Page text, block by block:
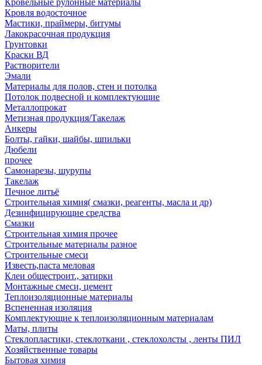
Кровельные рулонные материалы
Кровля водосточное
Мастики, праймеры, битумы
Лакокрасочная продукция
Грунтовки
Краски ВД
Растворители
Эмали
Материалы для полов, стен и потолка
Потолок подвесной и комплектующие
Металлопрокат
Метизная продукция/Такелаж
Анкеры
Болты, гайки, шайбы, шпильки
Дюбели
прочее
Самонарезы, шурупы
Такелаж
Печное литьё
Строительная химия( смазки, реагенты, масла и др)
Дезинфицирующие средства
Смазки
Строительная химия прочее
Строительные материалы разное
Строительные смеси
Известь,паста меловая
Клеи общестроит., затирки
Монтажные смеси, цемент
Теплоизоляционные материалы
Вспененная изоляция
Комплектующие к теплоизоляционным материалам
Маты, плиты
Стеклопластики, стеклоткани , стеклохолсты , ленты ПИЛ
Хозяйственные товары
Бытовая химия